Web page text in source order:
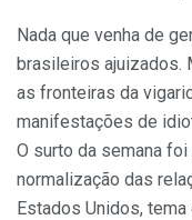
Nada que venha de
brasileiros ajuizados.
as fronteiras da
manifestações de
O surto da semana
normalização das
Estados Unidos,